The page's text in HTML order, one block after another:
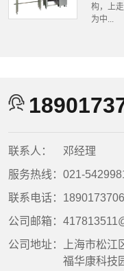
构，上
为中...
联系人：
邓经理
服务热线： 021-
联系电话：
公司邮箱：
公司地址：
上海市松
福华康科技